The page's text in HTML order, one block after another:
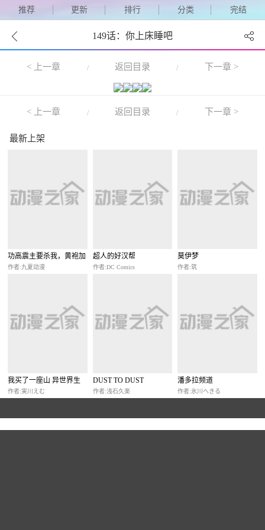
推荐 更新 排行 分类 完结
149话：你上床睡吧
< 上一章 / 返回目录 / 下一章 >
< 上一章 / 返回目录 / 下一章 >
最新上架
功高震主要杀我，黄袍加
身你哭啥
作者:九夏动漫
超人的好汉帮
作者:DC Comics
莫伊梦
作者:筑
我买了一座山 异世界生
活其实也不赖
作者:実川えむ
DUST TO DUST
作者:浅石久楽
潘多拉频道
作者:氷川へきる